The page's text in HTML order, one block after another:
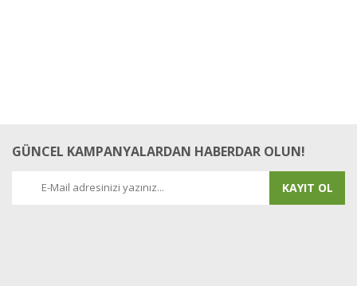
GÜNCEL KAMPANYALARDAN HABERDAR OLUN!
KAYIT OL